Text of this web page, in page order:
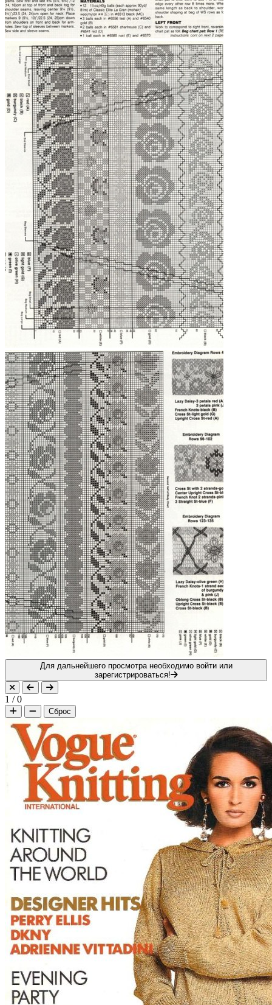
Для дальнейшего просмотра необходимо войти или
зарегистрироваться!
1 /0
Сброс